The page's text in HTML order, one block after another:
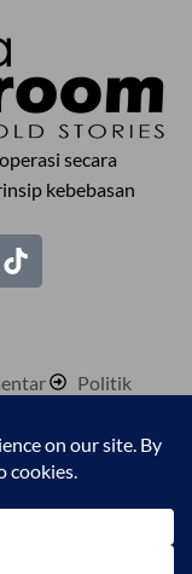
secara
kebebasan
Politik
Sukan